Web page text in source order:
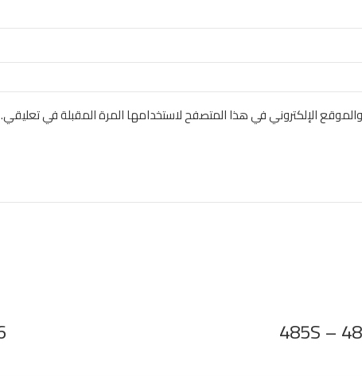
الإلكتروني في هذا المتصفح لاستخدامها المرة المقبلة في تعليقي.
485S –